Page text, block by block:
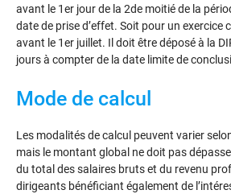
avant le 1er jour de la 2de moitié de la
date de prise d’effet. Soit pour un exercice
avant le 1er juillet. Il doit être déposé à la
jours à compter de la date limite de
Mode de calcul
Les modalités de calcul peuvent varier
mais le montant global ne doit pas
du total des salaires bruts et du revenu
dirigeants bénéficiant également de